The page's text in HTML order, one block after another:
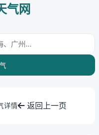
气网
详情 返回上一页